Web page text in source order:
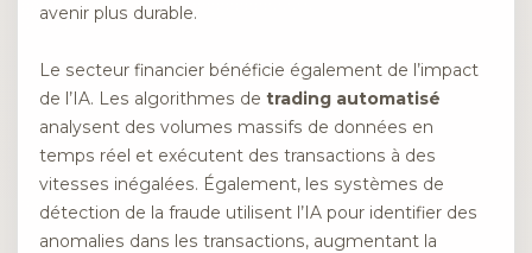
avenir plus durable.
Le secteur financier bénéficie également de l’impact
de l’IA. Les algorithmes de trading automatisé
analysent des volumes massifs de données en
temps réel et exécutent des transactions à des
vitesses inégalées. Également, les systèmes de
détection de la fraude utilisent l’IA pour identifier des
anomalies dans les transactions, augmentant la